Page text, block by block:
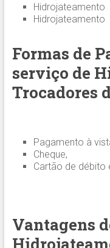
Hidrojateamento
Formas de
serviço de
Trocadores
Pagamento à
Cheque,
Cartão de débito
Vantagens